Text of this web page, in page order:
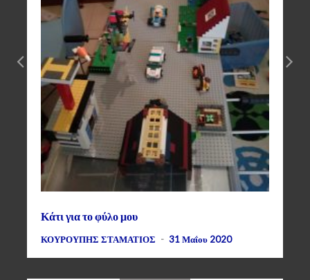
Κάτι για το φύλο μου
ΚΟΥΡΟΥΠΗΣ ΣΤΑΜΑΤΙΟΣ - 31 Μαΐου 2020